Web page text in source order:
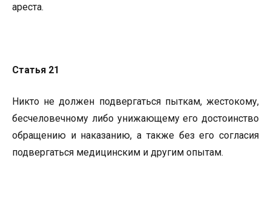
ареста.
Статья 21
Никто не должен подвергаться пыткам, жестокому,
бесчеловечному либо унижающему его достоинство
обращению и наказанию, а также без его согласия
подвергаться медицинским и другим опытам.